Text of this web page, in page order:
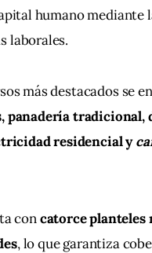
humano
laborales.
más destacados se
panadería tradicional,
residencial y
con catorce planteles
, lo que garantiza